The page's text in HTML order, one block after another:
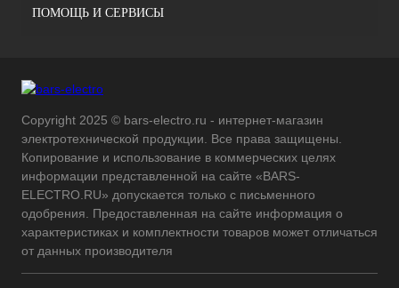
ПОМОЩЬ И СЕРВИСЫ
Copyright 2025 © bars-electro.ru - интернет-магазин
электротехнической продукции. Все права защищены.
Копирование и использование в коммерческих целях
информации представленной на сайте «BARS-
ELECTRO.RU» допускается только с письменного
одобрения. Предоставленная на сайте информация о
характеристиках и комплектности товаров может отличаться
от данных производителя